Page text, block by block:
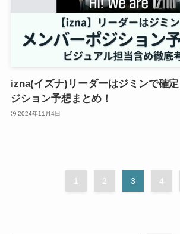
izna(イズナ)リーダーはジミンで確
ジション予想まとめ！
2024年11月4日
1 2 3 4